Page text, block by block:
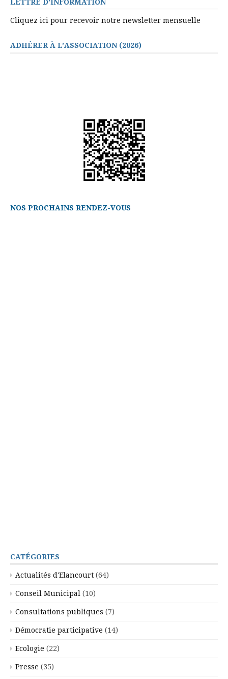
LETTRE D’INFORMATION
Cliquez ici pour recevoir notre newsletter mensuelle
ADHÉRER À L’ASSOCIATION (2026)
NOS PROCHAINS RENDEZ-VOUS
CATÉGORIES
Actualités d'Elancourt (64)
Conseil Municipal (10)
Consultations publiques (7)
Démocratie participative (14)
Ecologie (22)
Presse (35)